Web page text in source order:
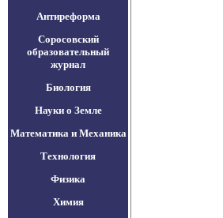
Антиреформа
Соросовский
образовательный
журнал
Биология
Науки о Земле
Математика и Механика
Технология
Физика
Химия